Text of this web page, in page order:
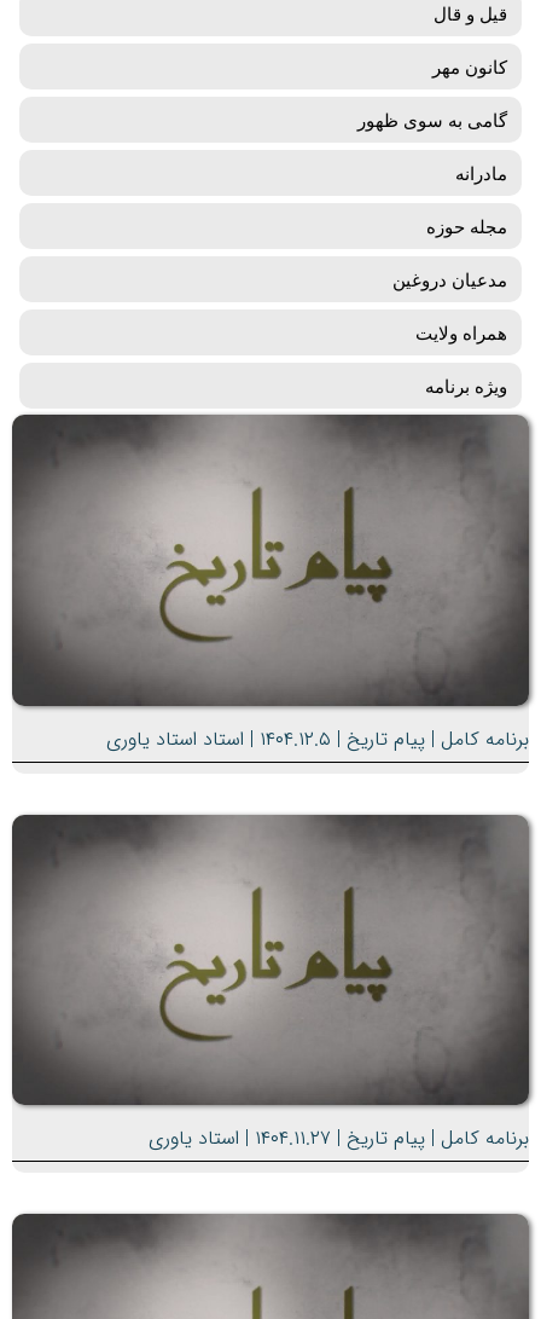
قیل و قال
کانون مهر
گامی به سوی ظهور
مادرانه
مجله حوزه
مدعیان دروغین
همراه ولایت
ویژه برنامه
برنامه کامل | پیام تاریخ | ۱۴۰۴.۱۲.۵ | استاد استاد یاوری
برنامه کامل | پیام تاریخ | ۱۴۰۴.۱۱.۲۷ | استاد یاوری